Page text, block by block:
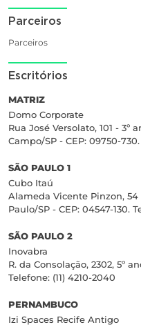
Parceiros
Parceiros
Escritórios
MATRIZ
Domo Corporate
Rua José Versolato, 101 - 3º
Campo/SP - CEP: 09750-
SÃO PAULO 1
Cubo Itaú
Alameda Vicente Pinzon, 54
Paulo/SP - CEP: 04547-130.
SÃO PAULO 2
Inovabra
R. da Consolação, 2302, 5º
Telefone: (11) 4210-2040
PERNAMBUCO
Izi Spaces Recife Antigo